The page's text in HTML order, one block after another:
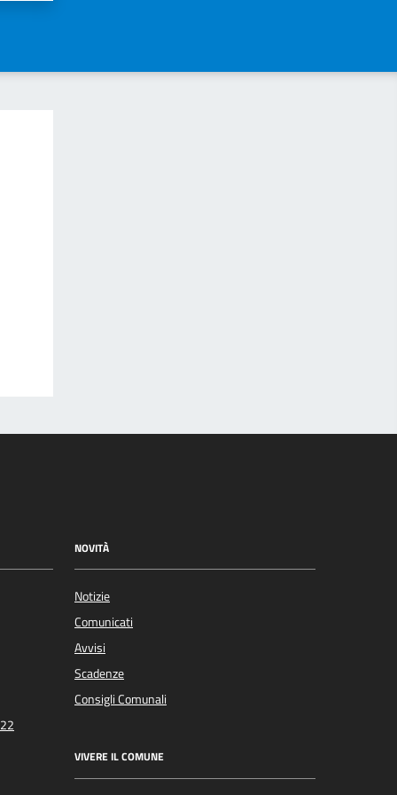
NOVITÀ
Notizie
Comunicati
Avvisi
Scadenze
Consigli Comunali
VIVERE IL COMUNE